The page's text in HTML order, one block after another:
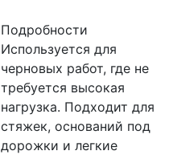
Подробности
Используется для
черновых работ, где не
требуется высокая
нагрузка. Подходит для
стяжек, оснований под
дорожки и легкие